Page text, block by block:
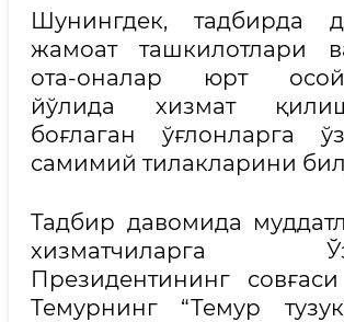
Шунингдек, тадбирда
жамоат ташкилотлари
ота-оналар юрт
йўлида хизмат
боғлаган ўғлонларга
самимий тилакларини
Тадбир давомида
хизматчиларга
Президентининг
Темурнинг “Темур